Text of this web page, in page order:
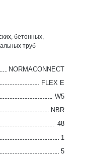
бетонных,
труб
NORMACONNECT
FLEX E
W5
NBR
48
1
5